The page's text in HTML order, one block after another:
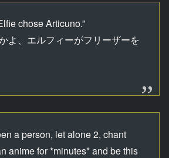
chose Articuno.”
、エルフィーがフリーザーを
a person, let alone 2, chant
anime for *minutes* and be this